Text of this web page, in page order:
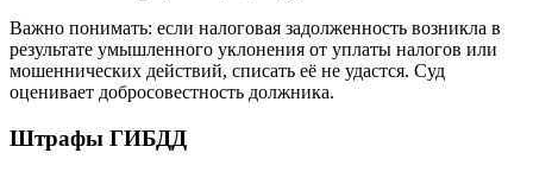
Важно понимать: если налоговая задолженность возникла в
результате умышленного уклонения от уплаты налогов или
мошеннических действий, списать её не удастся. Суд
оценивает добросовестность должника.
Штрафы ГИБДД